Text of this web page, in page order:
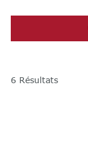
6 Résultats